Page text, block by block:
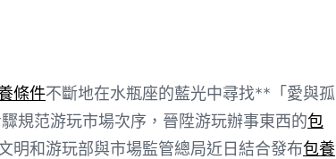
條件不斷地在水瓶座的藍光中尋找**「愛與孤
規范游玩市場次序，晉陞游玩辦事東西的包
明和游玩部與市場監管總局近日結合發布包養